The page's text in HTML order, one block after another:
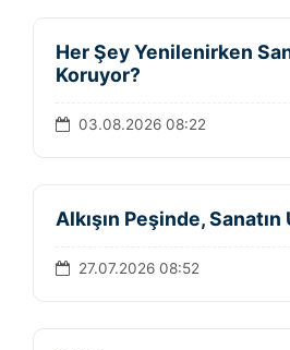
Her Şey Yenilenirken
Koruyor?
03.08.2026 08:22
Alkışın Peşinde, Sanatın
27.07.2026 08:52